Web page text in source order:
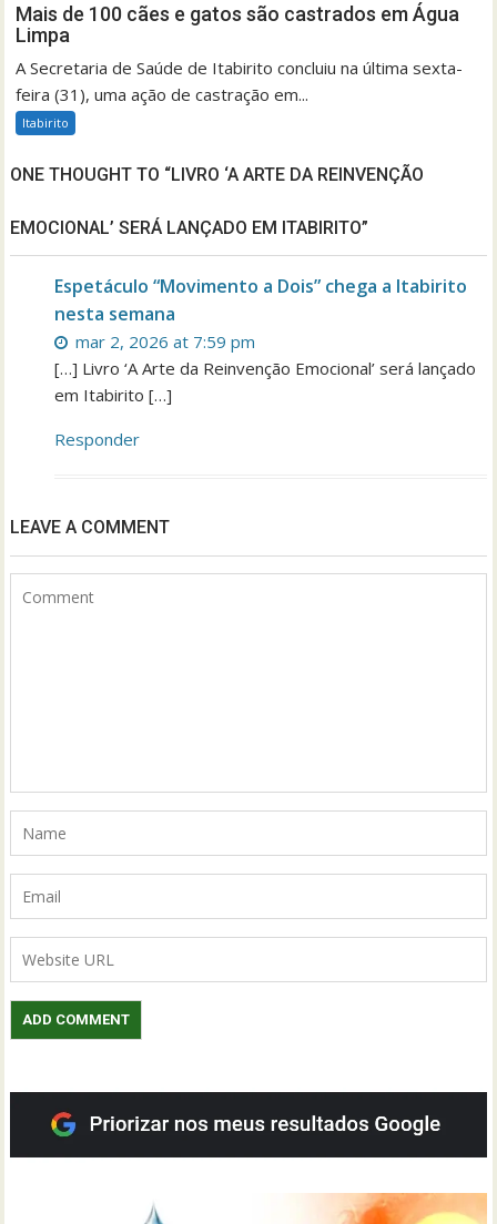
Mais de 100 cães e gatos são castrados em Água
Limpa
A Secretaria de Saúde de Itabirito concluiu na última sexta-
feira (31), uma ação de castração em...
Itabirito
ONE THOUGHT TO “LIVRO ‘A ARTE DA REINVENÇÃO
EMOCIONAL’ SERÁ LANÇADO EM ITABIRITO”
Espetáculo “Movimento a Dois” chega a Itabirito
nesta semana
mar 2, 2026 at 7:59 pm
[…] Livro ‘A Arte da Reinvenção Emocional’ será lançado
em Itabirito […]
Responder
LEAVE A COMMENT